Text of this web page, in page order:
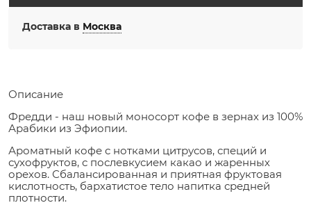
Доставка в Москва
Описание
Фредди - наш новый моносорт кофе в зернах из 100%
Арабики из Эфиопии.
Ароматный кофе с нотками цитрусов, специй и
сухофруктов, с послевкусием какао и жаренных
орехов. Сбалансированная и приятная фруктовая
кислотность, бархатистое тело напитка средней
плотности.